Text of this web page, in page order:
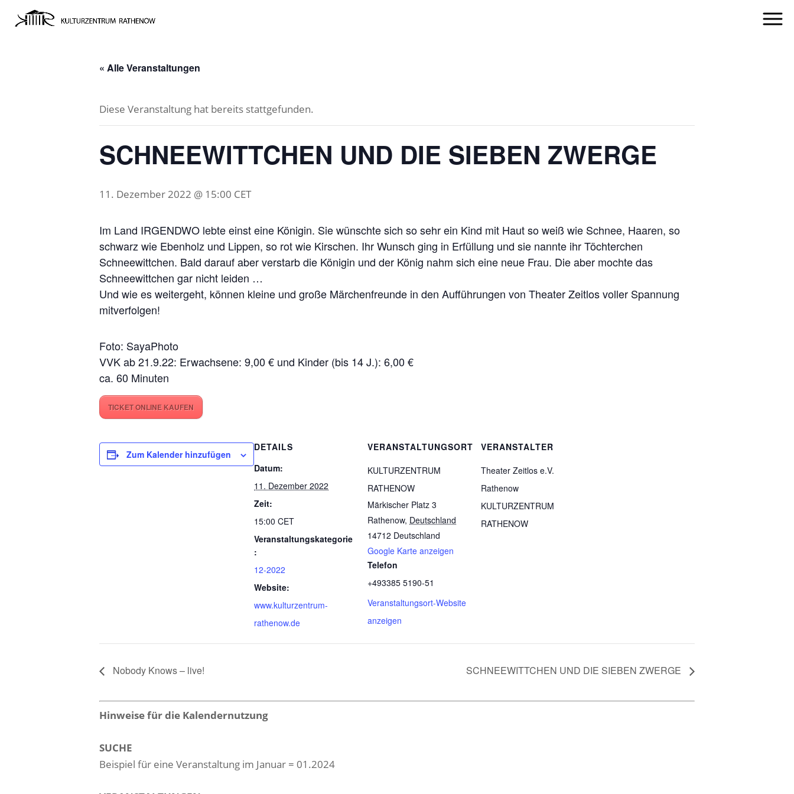
« Alle Veranstaltungen
Diese Veranstaltung hat bereits stattgefunden.
SCHNEEWITTCHEN UND DIE SIEBEN ZWERGE
11. Dezember 2022 @ 15:00 CET
Im Land IRGENDWO lebte einst eine Königin. Sie wünschte sich so sehr ein Kind mit Haut so weiß wie Schnee, Haaren, so
schwarz wie Ebenholz und Lippen, so rot wie Kirschen. Ihr Wunsch ging in Erfüllung und sie nannte ihr Töchterchen
Schneewittchen. Bald darauf aber verstarb die Königin und der König nahm sich eine neue Frau. Die aber mochte das
Schneewittchen gar nicht leiden …
Und wie es weitergeht, können kleine und große Märchenfreunde in den Aufführungen von Theater Zeitlos voller Spannung
mitverfolgen!
Foto: SayaPhoto
VVK ab 21.9.22: Erwachsene: 9,00 € und Kinder (bis 14 J.): 6,00 €
ca. 60 Minuten
TICKET ONLINE KAUFEN
Zum Kalender hinzufügen
DETAILS
Datum:
11. Dezember 2022
Zeit:
15:00 CET
Veranstaltungskategorie
:
12-2022
Website:
www.kulturzentrum-
rathenow.de
VERANSTALTUNGSORT
KULTURZENTRUM
RATHENOW
Märkischer Platz 3
Rathenow, Deutschland
14712 Deutschland
Google Karte anzeigen
Telefon
+493385 5190-51
Veranstaltungsort-Website
anzeigen
VERANSTALTER
Theater Zeitlos e.V.
Rathenow
KULTURZENTRUM
RATHENOW
Nobody Knows – live! SCHNEEWITTCHEN UND DIE SIEBEN ZWERGE
Hinweise für die Kalendernutzung
SUCHE
Beispiel für eine Veranstaltung im Januar = 01.2024